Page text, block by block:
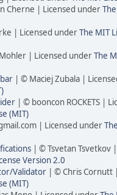
Cherne | Licensed under
| Licensed underThe MIT
| Licensed underThe
| © Maciej Zubala |
| © booncon ROCKETS |
(MIT)
| Licensed under
| © Tsvetan Tsvetkov
Version 2.0
Validator | © Chris Cornutt
(MIT)